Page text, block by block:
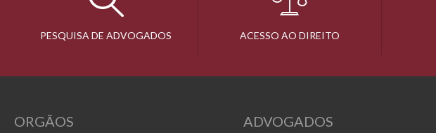
PESQUISA DE ADVOGADOS ACESSO AO DIREITO
ORGÃOS ADVOGADOS